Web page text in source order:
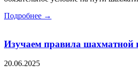
Подробнее →
Изучаем правила шахматной
20.06.2025